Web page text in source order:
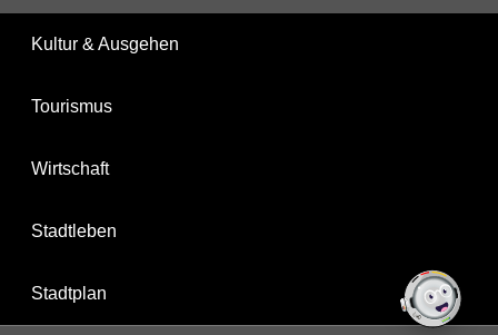
Kultur & Ausgehen
Tourismus
Wirtschaft
Stadtleben
Stadtplan